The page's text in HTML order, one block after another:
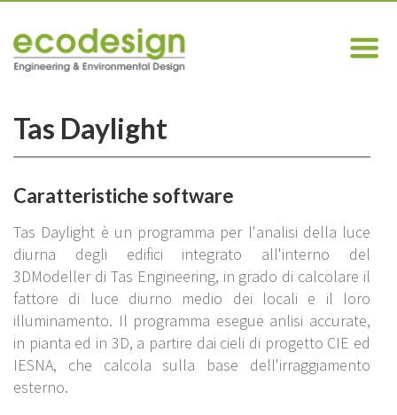
Tas Daylight
Caratteristiche software
Tas Daylight è un programma per l'analisi della luce
diurna degli edifici integrato all'interno del
3DModeller di Tas Engineering, in grado di calcolare il
fattore di luce diurno medio dei locali e il loro
illuminamento. Il programma esegue anlisi accurate,
in pianta ed in 3D, a partire dai cieli di progetto CIE ed
IESNA, che calcola sulla base dell'irraggiamento
esterno.